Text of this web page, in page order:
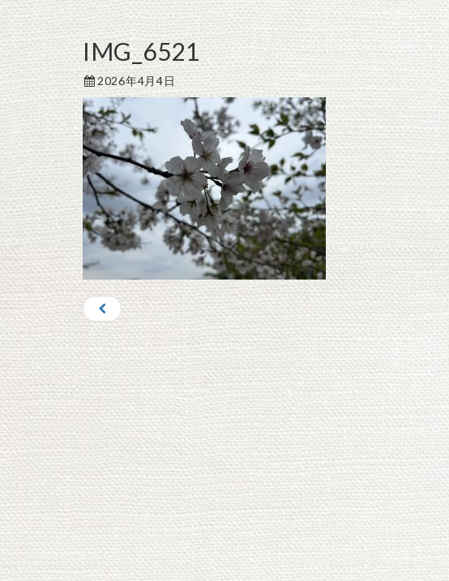
IMG_6521
2026年4月4日